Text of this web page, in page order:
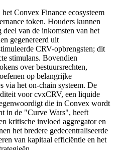
Convex Finance ecosysteem
token. Houders kunnen
van de inkomsten van het
gegenereerd uit
CRV-opbrengsten; dit
stimulans. Bovendien
over bestuursrechten,
op belangrijke
via het on-chain systeem. De
voor cvxCRV, een liquide
die in Convex wordt
in de "Curve Wars", heeft
kritische invloed aggregator en
het bredere gedecentraliseerde
van kapitaal efficiëntie en het